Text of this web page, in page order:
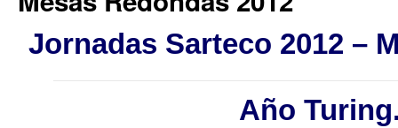
Jornadas Sarteco 2012 –
Año